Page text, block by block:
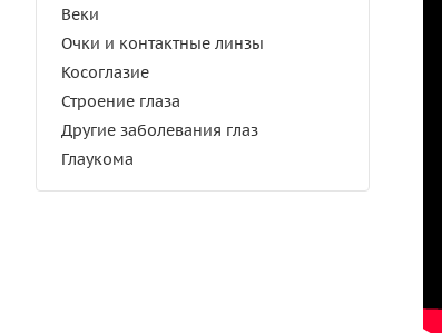
Веки
Очки и контактные линзы
Косоглазие
Строение глаза
Другие заболевания глаз
Глаукома